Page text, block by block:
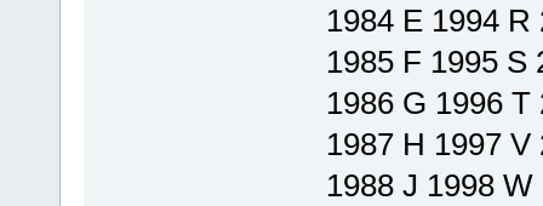
1984 E 1994 R
1985 F 1995 S
1986 G 1996 T
1987 H 1997 V
1988 J 1998 W